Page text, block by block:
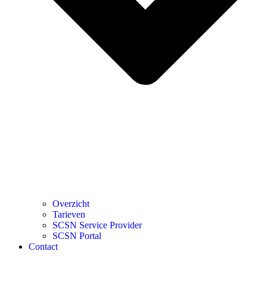
Overzicht
Tarieven
SCSN Service Provider
SCSN Portal
Contact